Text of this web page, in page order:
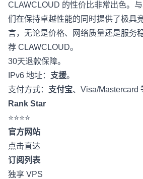
CLAWCLOUD 的性价比非常出色。
们在保持卓越性能的同时提供了极具
言，无论是价格、网络质量还是服务
荐 CLAWCLOUD。
30天退款保障。
IPv6 地址： 支援。
支付方式： 支付宝、Visa/Mastercard
Rank Star
⭐⭐⭐⭐
官方网站
点击直达
订阅列表
独享 VPS